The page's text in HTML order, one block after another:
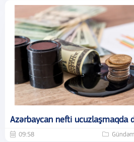
Azərbaycan nefti ucuzlaşmaqda
09:58